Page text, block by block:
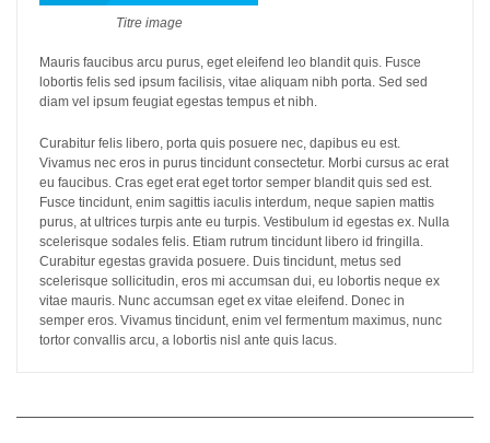
Titre image
Mauris faucibus arcu purus, eget eleifend leo blandit quis. Fusce
lobortis felis sed ipsum facilisis, vitae aliquam nibh porta. Sed sed
diam vel ipsum feugiat egestas tempus et nibh.
Curabitur felis libero, porta quis posuere nec, dapibus eu est.
Vivamus nec eros in purus tincidunt consectetur. Morbi cursus ac erat
eu faucibus. Cras eget erat eget tortor semper blandit quis sed est.
Fusce tincidunt, enim sagittis iaculis interdum, neque sapien mattis
purus, at ultrices turpis ante eu turpis. Vestibulum id egestas ex. Nulla
scelerisque sodales felis. Etiam rutrum tincidunt libero id fringilla.
Curabitur egestas gravida posuere. Duis tincidunt, metus sed
scelerisque sollicitudin, eros mi accumsan dui, eu lobortis neque ex
vitae mauris. Nunc accumsan eget ex vitae eleifend. Donec in
semper eros. Vivamus tincidunt, enim vel fermentum maximus, nunc
tortor convallis arcu, a lobortis nisl ante quis lacus.